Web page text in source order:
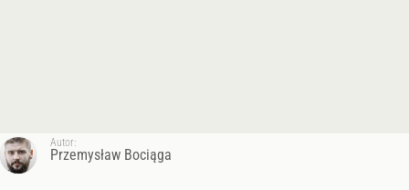
Autor:
Przemysław Bociąga